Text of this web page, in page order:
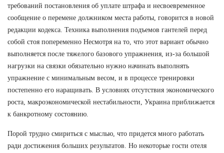
требований постановления об уплате штрафа и несвоевременное
сообщение о перемене должником места работы, говорится в новой
редакции кодекса. Техника выполнения подъемов гантелей перед
собой стоя попеременно Несмотря на то, что этот вариант обычно
выполняется после тяжелого базового упражнения, из-за большой
нагрузки на связки обязательно нужно начинать выполнять
упражнение с минимальным весом, и в процессе тренировки
постепенно его наращивать. В условиях отсутствия экономического
роста, макроэкономической нестабильности, Украина приближается
к банкротному состоянию.
Порой трудно смириться с мыслью, что придется много работать
ради достижения больших результатов. Но некоторые гости отеля